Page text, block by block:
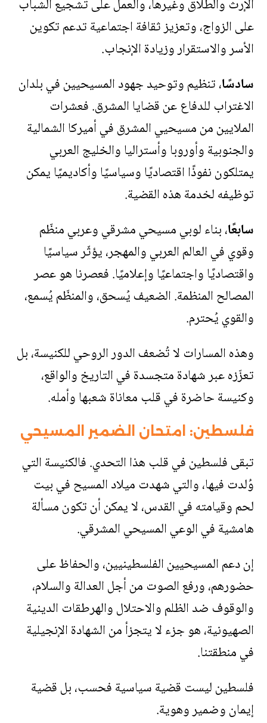
الإرث والطلاق وغيرها، والعمل على تشجيع الشباب
على الزواج، وتعزيز ثقافة اجتماعية تدعم تكوين
الأسر والاستقرار وزيادة الإنجاب.
سادسًا، تنظيم وتوحيد جهود المسيحيين في بلدان
الاغتراب للدفاع عن قضايا المشرق. فعشرات
الملايين من مسيحيي المشرق في أميركا الشمالية
والجنوبية وأوروبا وأستراليا والخليج العربي
يمتلكون نفوذًا اقتصاديًا وسياسيًا وأكاديميًا يمكن
توظيفه لخدمة هذه القضية.
سابعًا، بناء لوبي مسيحي مشرقي وعربي منظّم
وقوي في العالم العربي والمهجر، يؤثّر سياسيًا
واقتصاديًا واجتماعيًا وإعلاميًا. فعصرنا هو عصر
المصالح المنظمة. الضعيف يُسحق، والمنظّم يُسمع،
والقوي يُحترم.
وهذه المسارات لا تُضعف الدور الروحي للكنيسة، بل
تعزّزه عبر شهادة متجسدة في التاريخ والواقع،
وكنيسة حاضرة في قلب معاناة شعبها وأمله.
فلسطين: امتحان الضمير المسيحي
تبقى فلسطين في قلب هذا التحدي. فالكنيسة التي
وُلدت فيها، والتي شهدت ميلاد المسيح في بيت
لحم وقيامته في القدس، لا يمكن أن تكون مسألة
هامشية في الوعي المسيحي المشرقي.
إن دعم المسيحيين الفلسطينيين، والحفاظ على
حضورهم، ورفع الصوت من أجل العدالة والسلام،
والوقوف ضد الظلم والاحتلال والهرطقات الدينية
الصهيونية، هو جزء لا يتجزأ من الشهادة الإنجيلية
في منطقتنا.
فلسطين ليست قضية سياسية فحسب، بل قضية
إيمان وضمير وهوية.